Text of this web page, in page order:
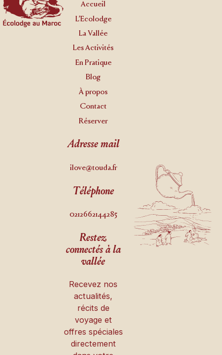
Accueil
L’Ecolodge
La Vallée
Les Activités
En Pratique
Blog
À propos
Contact
Réserver
Adresse mail
ilove@touda.fr
Téléphone
0212662144285
Restez
connectés à la
vallée
Recevez nos
actualités,
récits de
voyage et
offres spéciales
directement